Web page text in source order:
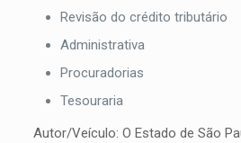
Revisão do crédito tributário
Administrativa
Procuradorias
Tesouraria
Autor/Veículo: O Estado de São